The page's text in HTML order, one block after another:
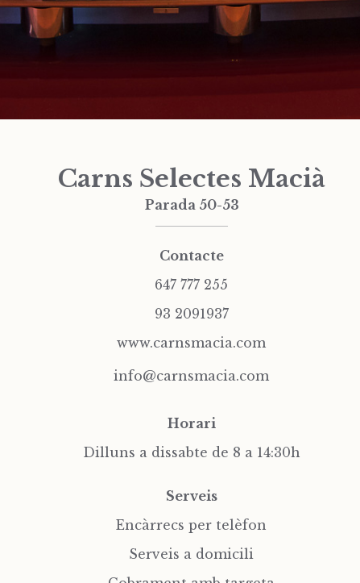
Carns Selectes Macià
Parada 50-53
Contacte
647 777 255
93 2091937
www.carnsmacia.com
info@carnsmacia.com
Horari
Dilluns a dissabte de 8 a 14:30h
Serveis
Encàrrecs per telèfon
Serveis a domicili